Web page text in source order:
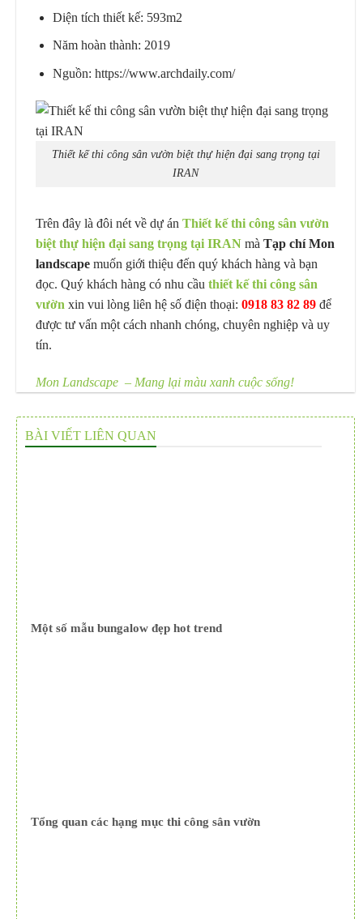
Diện tích thiết kế: 593m2
Năm hoàn thành: 2019
Nguồn: https://www.archdaily.com/
Thiết kế thi công sân vườn biệt thự hiện đại sang trọng tại
IRAN
Trên đây là đôi nét về dự án Thiết kế thi công sân vườn
biệt thự hiện đại sang trọng tại IRAN mà Tạp chí Mon
landscape muốn giới thiệu đến quý khách hàng và bạn
đọc. Quý khách hàng có nhu cầu thiết kế thi công sân
vườn xin vui lòng liên hệ số điện thoại: 0918 83 82 89 để
được tư vấn một cách nhanh chóng, chuyên nghiệp và uy
tín.
Mon Landscape – Mang lại màu xanh cuộc sống!
BÀI VIẾT LIÊN QUAN
Một số mẫu bungalow đẹp hot trend
Tổng quan các hạng mục thi công sân vườn